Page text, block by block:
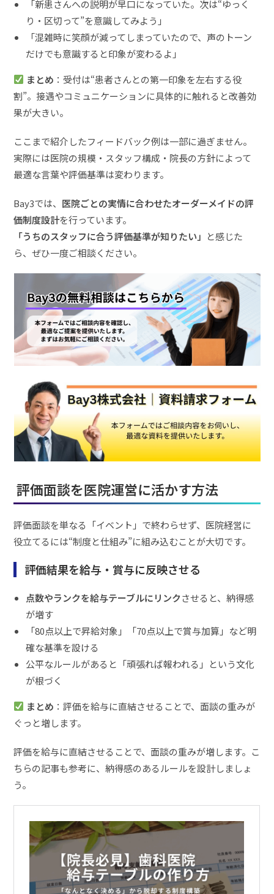
「新患さんへの説明が早口になっていた。次は“ゆっく
り・区切って”を意識してみよう」
「混雑時に笑顔が減ってしまっていたので、声のトーン
だけでも意識すると印象が変わるよ」
まとめ ：受付は“患者さんとの第一印象を左右する役
割”。接遇やコミュニケーションに具体的に触れると改善効
果が大きい。
ここまで紹介したフィードバック例は一部に過ぎません。
実際には医院の規模・スタッフ構成・院長の方針によって
最適な言葉や評価基準は変わります。
Bay3では、 医院ごとの実情に合わせたオーダーメイドの評
価制度設計を行っています。
「うちのスタッフに合う評価基準が知りたい」 と感じた
ら、ぜひ一度ご相談ください。
評価面談を医院運営に活かす方法
評価面談を単なる「イベント」で終わらせず、医院経営に
役立てるには“制度と仕組み”に組み込むことが大切です。
評価結果を給与・賞与に反映させる
点数やランクを給与テーブルにリンクさせると、納得感
が増す
「80点以上で昇給対象」「70点以上で賞与加算」など明
確な基準を設ける
公平なルールがあると「頑張れば報われる」という文化
が根づく
まとめ ：評価を給与に直結させることで、面談の重みが
ぐっと増します。
評価を給与に直結させることで、面談の重みが増します。こ
ちらの記事も参考に、納得感のあるルールを設計しましょ
う。